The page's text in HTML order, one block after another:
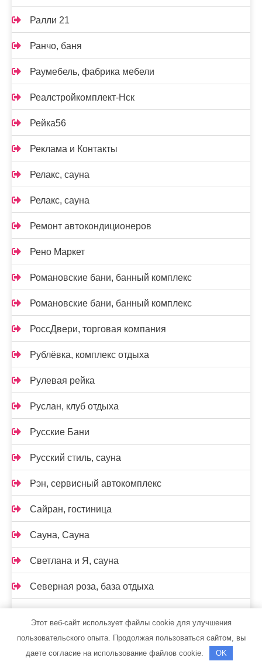
Ралли 21
Ранчо, баня
Раумебель, фабрика мебели
Реалстройкомплект-Нск
Рейка56
Реклама и Контакты
Релакс, сауна
Релакс, сауна
Ремонт автокондиционеров
Рено Маркет
Романовские бани, банный комплекс
Романовские бани, банный комплекс
РоссДвери, торговая компания
Рублёвка, комплекс отдыха
Рулевая рейка
Руслан, клуб отдыха
Русские Бани
Русский стиль, сауна
Рэн, сервисный автокомплекс
Сайран, гостиница
Сауна, Сауна
Светлана и Я, сауна
Северная роза, база отдыха
Седьмое небо, сауна
Этот веб-сайт использует файлы cookie для улучшения
пользовательского опыта. Продолжая пользоваться сайтом, вы
даете согласие на использование файлов cookie.
OK